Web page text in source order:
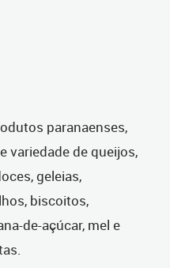
paranaenses,
variedade de queijos,
geleias,
biscoitos,
de-açúcar, mel e